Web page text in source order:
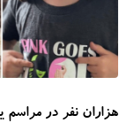
هزاران نفر در